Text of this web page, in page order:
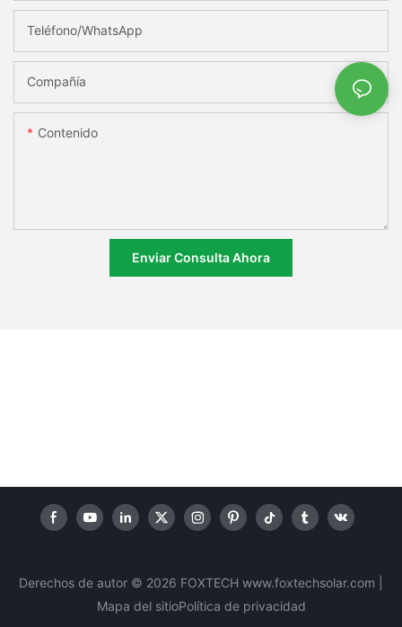
Teléfono/WhatsApp
Compañía
Contenido
Enviar Consulta Ahora
Derechos de autor © 2026 FOXTECH www.foxtechsolar.com
Mapa del sitioPolítica de privacidad